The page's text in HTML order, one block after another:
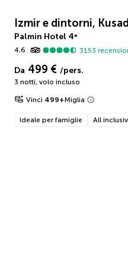
Izmir e dintorni,
Palmin Hotel 4*
4,6
3153
Da 499 € /pers.
3 notti, volo incluso
Vinci 499+Miglia
Ideale per famiglie All